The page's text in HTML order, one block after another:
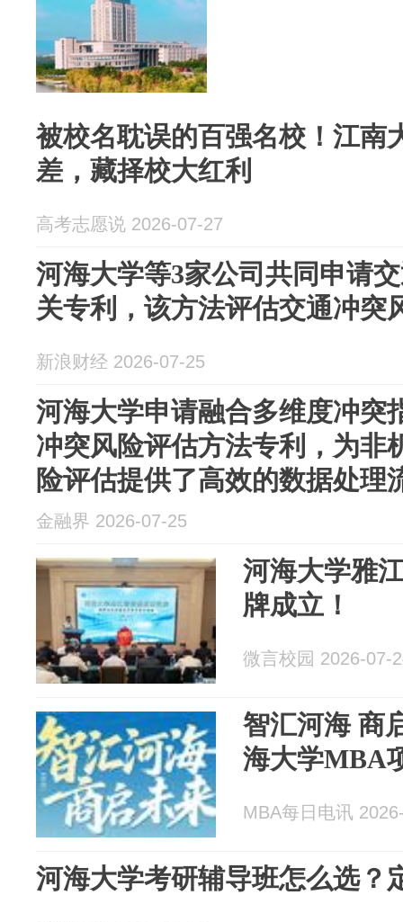
被校名耽误的百强名校！江南
差，藏择校大红利
高考志愿说 2026-07-27
河海大学等3家公司共同申请
关专利，该方法评估交通冲突
新浪财经 2026-07-25
河海大学申请融合多维度冲突
冲突风险评估方法专利，为非
险评估提供了高效的数据处理
金融界 2026-07-25
河海大学雅
牌成立！
微言校园 2026-07-
智汇河海 商
海大学MBA
MBA每日电讯
河海大学考研辅导班怎么选？